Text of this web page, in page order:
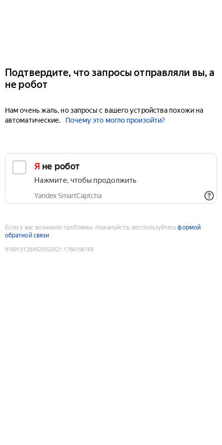
Подтвердите, что запросы отправляли вы, а
не робот
Нам очень жаль, но запросы с вашего устройства похожи на
автоматические.
Почему это могло произойти?
Я не робот
Нажмите, чтобы продолжить
Yandex SmartCaptcha
Если у вас возникли проблемы, пожалуйста, воспользуйтесьформой
обратной связи
9189131284920552021 :1786196168